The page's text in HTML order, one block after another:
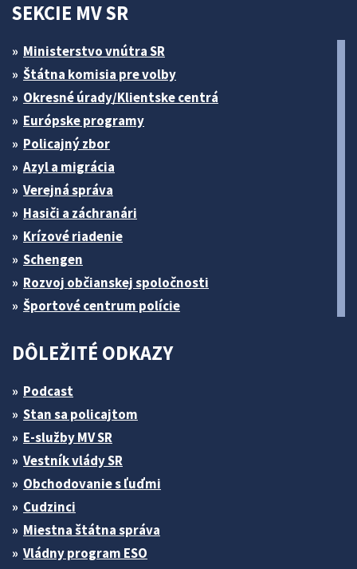
SEKCIE MV SR
Ministerstvo vnútra SR
Štátna komisia pre volby
Okresné úrady/Klientske centrá
Európske programy
Policajný zbor
Azyl a migrácia
Verejná správa
Hasiči a záchranári
Krízové riadenie
Schengen
Rozvoj občianskej spoločnosti
Športové centrum polície
DÔLEŽITÉ ODKAZY
Podcast
Stan sa policajtom
E-služby MV SR
Vestník vlády SR
Obchodovanie s ľuďmi
Cudzinci
Miestna štátna správa
Vládny program ESO